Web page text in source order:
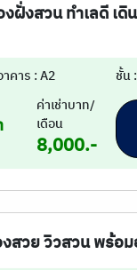
ฝั่งสวน ทำเลดี เ
คาร : A2
ชั้น
ค่าเช่าบาท/
เดือน
8,000.-
งสวย วิวสวน พร้อ